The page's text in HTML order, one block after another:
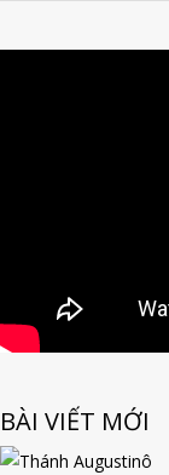
BÀI VIẾT MỚI